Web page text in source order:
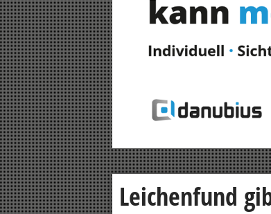
Leichenfund